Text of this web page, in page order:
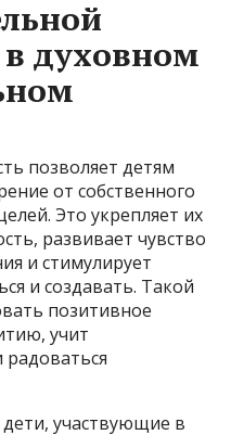
в духовном
позволяет детям
от собственного
Это укрепляет их
развивает чувство
и стимулирует
и создавать. Такой
позитивное
учит
участвующие в